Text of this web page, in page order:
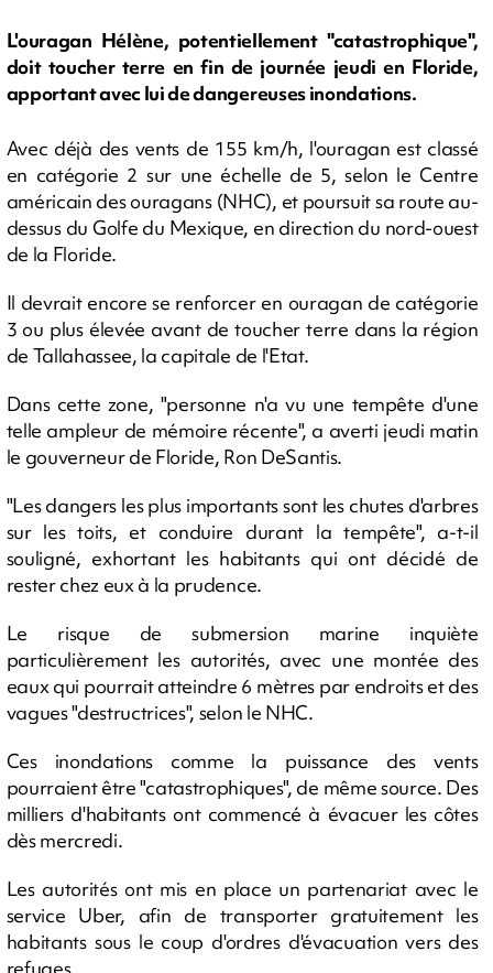
L'ouragan Hélène, potentiellement "catastrophique",
doit toucher terre en fin de journée jeudi en Floride,
apportant avec lui de dangereuses inondations.
Avec déjà des vents de 155 km/h, l'ouragan est classé
en catégorie 2 sur une échelle de 5, selon le Centre
américain des ouragans (NHC), et poursuit sa route au-
dessus du Golfe du Mexique, en direction du nord-ouest
de la Floride.
Il devrait encore se renforcer en ouragan de catégorie
3 ou plus élevée avant de toucher terre dans la région
de Tallahassee, la capitale de l'Etat.
Dans cette zone, "personne n'a vu une tempête d'une
telle ampleur de mémoire récente", a averti jeudi matin
le gouverneur de Floride, Ron DeSantis.
"Les dangers les plus importants sont les chutes d'arbres
sur les toits, et conduire durant la tempête", a-t-il
souligné, exhortant les habitants qui ont décidé de
rester chez eux à la prudence.
Le risque de submersion marine inquiète
particulièrement les autorités, avec une montée des
eaux qui pourrait atteindre 6 mètres par endroits et des
vagues "destructrices", selon le NHC.
Ces inondations comme la puissance des vents
pourraient être "catastrophiques", de même source. Des
milliers d'habitants ont commencé à évacuer les côtes
dès mercredi.
Les autorités ont mis en place un partenariat avec le
service Uber, afin de transporter gratuitement les
habitants sous le coup d'ordres d'évacuation vers des